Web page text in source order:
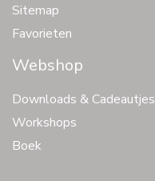
Sitemap
Favorieten
Webshop
Downloads & Cadeautjes
Workshops
Boek